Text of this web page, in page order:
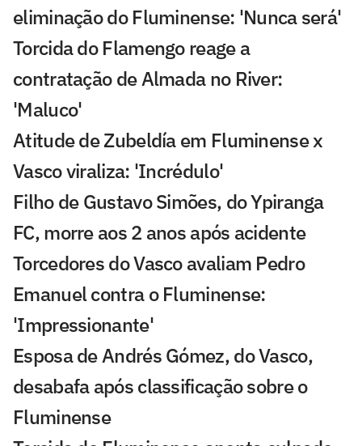
eliminação do Fluminense: 'Nunca será'
Torcida do Flamengo reage a
contratação de Almada no River:
'Maluco'
Atitude de Zubeldía em Fluminense x
Vasco viraliza: 'Incrédulo'
Filho de Gustavo Simões, do Ypiranga
FC, morre aos 2 anos após acidente
Torcedores do Vasco avaliam Pedro
Emanuel contra o Fluminense:
'Impressionante'
Esposa de Andrés Gómez, do Vasco,
desabafa após classificação sobre o
Fluminense